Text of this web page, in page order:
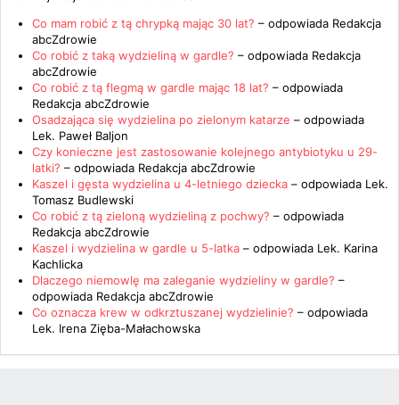
Co mam robić z tą chrypką mając 30 lat? – odpowiada Redakcja
abcZdrowie
Co robić z taką wydzieliną w gardle? – odpowiada Redakcja
abcZdrowie
Co robić z tą flegmą w gardle mając 18 lat? – odpowiada
Redakcja abcZdrowie
Osadzająca się wydzielina po zielonym katarze – odpowiada
Lek. Paweł Baljon
Czy konieczne jest zastosowanie kolejnego antybiotyku u 29-
latki? – odpowiada Redakcja abcZdrowie
Kaszel i gęsta wydzielina u 4-letniego dziecka – odpowiada Lek.
Tomasz Budlewski
Co robić z tą zieloną wydzieliną z pochwy? – odpowiada
Redakcja abcZdrowie
Kaszel i wydzielina w gardle u 5-latka – odpowiada Lek. Karina
Kachlicka
Dlaczego niemowlę ma zaleganie wydzieliny w gardle? –
odpowiada Redakcja abcZdrowie
Co oznacza krew w odkrztuszanej wydzielinie? – odpowiada
Lek. Irena Zięba-Małachowska